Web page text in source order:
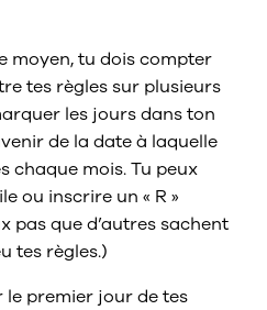
moyen, tu dois compter
tes règles sur plusieurs
les jours dans ton
de la date à laquelle
chaque mois. Tu peux
ou inscrire un « R »
pas que d’autres sachent
tes règles.)
premier jour de tes